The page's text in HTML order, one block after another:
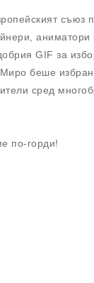
съюз
аниматори
GIF за
беше
сред
по-горди!